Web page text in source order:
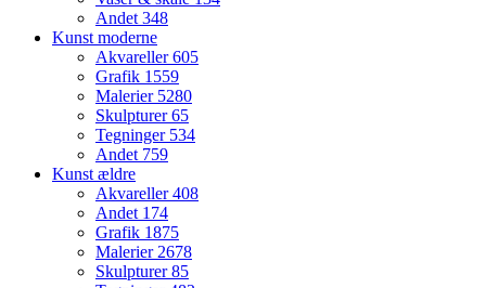
Andet 348
Kunst moderne
Akvareller605
Grafik 1559
Malerier 5280
Skulpturer65
Tegninger 534
Andet 759
Kunst ældre
Akvareller408
Andet 174
Grafik 1875
Malerier 2678
Skulpturer85